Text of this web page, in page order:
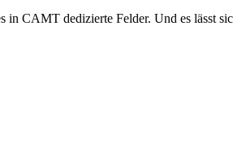
CAMT dedizierte Felder. Und es lässt